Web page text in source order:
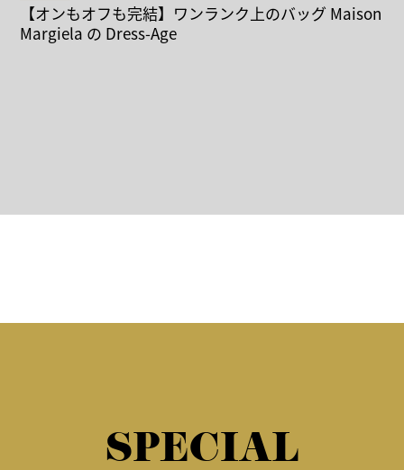
【オンもオフも完結】ワンランク上のバッグ Maison
Margiela の Dress-Age
SPECIAL